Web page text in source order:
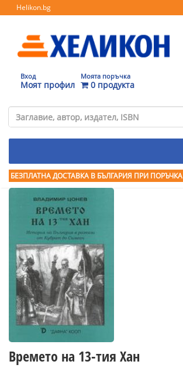
Helikon.bg
Вход
Моят профил
Моята поръчка
0 продукта
БЕЗПЛАТНА ДОСТАВКА В БЪЛГАРИЯ ПРИ ПОРЪЧКА
Времето на 13-тия Хан